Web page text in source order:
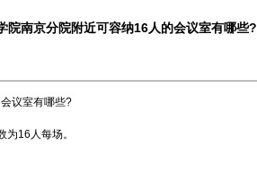
院南京分院附近可容纳16人的会议室有哪些?
议室有哪些?
16人每场。